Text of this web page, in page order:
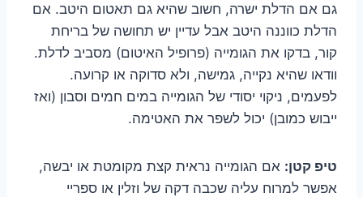
גם אם הדלת ישרה, חשוב שהיא גם תאטום היטב. אם
הדלת כווננה היטב אבל עדיין יש תחושה של בריחת
קור, בדקו את הגומייה (פרופיל האיטום) מסביב לדלת.
וודאו שהיא נקייה, גמישה, ולא סדוקה או קרועה.
לפעמים, ניקוי יסודי של הגומייה במים חמים וסבון (ואז
ייבוש כמובן) יכול לשפר את האטימה.
טיפ קטן: אם הגומייה נראית קצת מקומטת או יבשה,
אפשר למרוח עליה שכבה דקה של וזלין או ספריי